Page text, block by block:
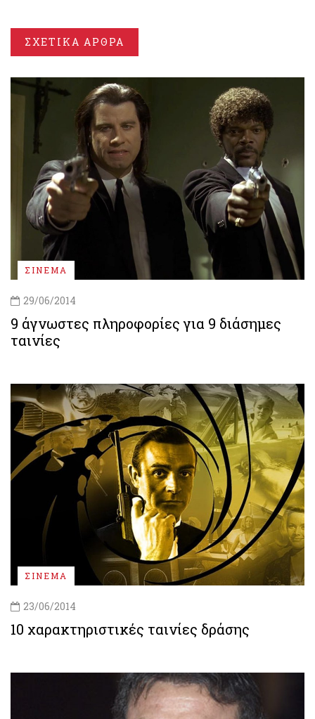
ΣΧΕΤΙΚΑ ΑΡΘΡΑ
ΣΙΝΕΜΑ
29/06/2014
9 άγνωστες πληροφορίες για 9 διάσημες
ταινίες
ΣΙΝΕΜΑ
23/06/2014
10 χαρακτηριστικές ταινίες δράσης